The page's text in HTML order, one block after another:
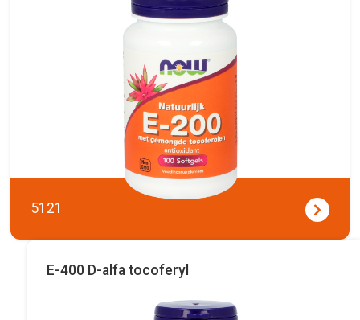
5121
E-400 D-alfa tocoferyl